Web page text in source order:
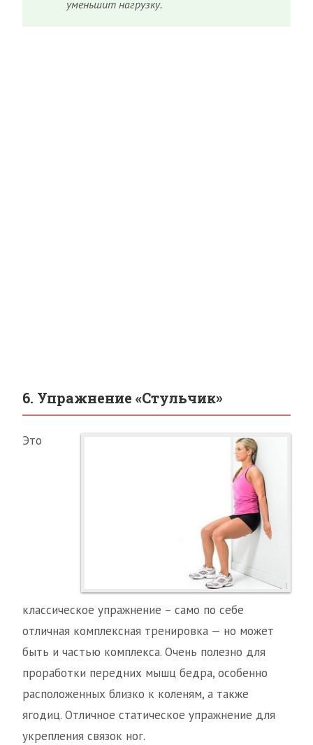
уменьшит нагрузку.
6. Упражнение «Стульчик»
Это
классическое упражнение – само по себе
отличная комплексная тренировка — но может
быть и частью комплекса. Очень полезно для
проработки передних мышц бедра, особенно
расположенных близко к коленям, а также
ягодиц. Отличное статическое упражнение для
укрепления связок ног.